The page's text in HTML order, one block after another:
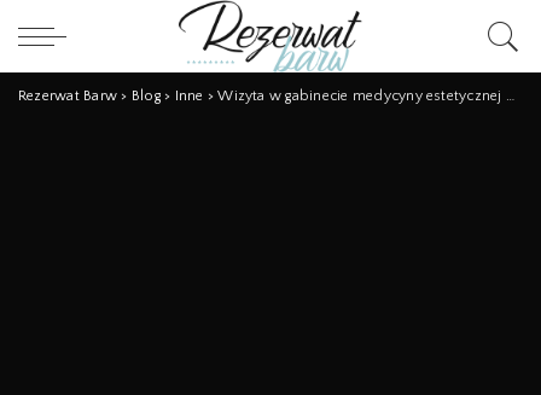
Rezerwat Barw > Blog> Inne >Wizyta w gabinecie medycyny estetycznej w 2020 roku